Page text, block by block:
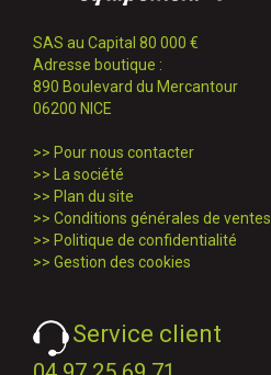
SAS au Capital 80 000 €
Adresse boutique :
890 Boulevard du Mercantour
06200 NICE
>> Pour nous contacter
>>
La société
>> Plan du site
>> Conditions générales de ventes
>> Politique de confidentialité
>> Gestion des cookies
Service client